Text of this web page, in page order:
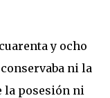
y ocho
ni la
la posesión ni